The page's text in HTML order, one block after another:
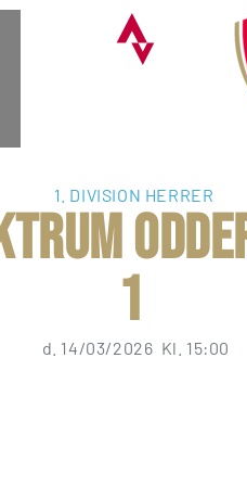
1. DIVISION HERRER
1
d. 14/03/2026
  Kl.
15:00